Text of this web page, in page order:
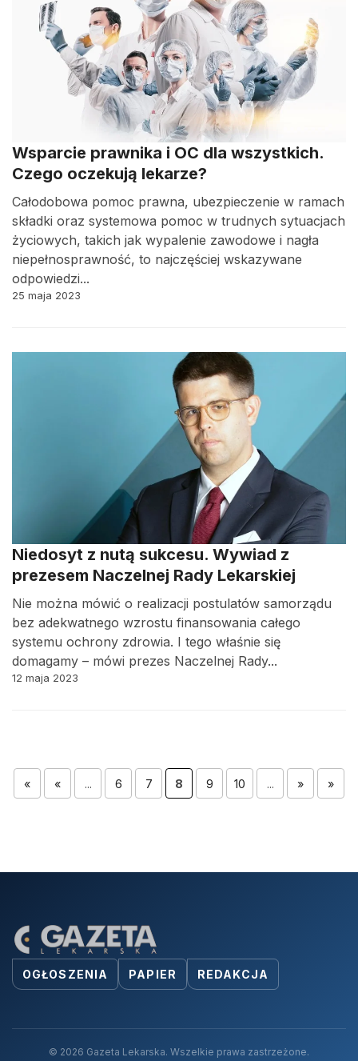
Wsparcie prawnika i OC dla wszystkich.
Czego oczekują lekarze?
Całodobowa pomoc prawna, ubezpieczenie w ramach
składki oraz systemowa pomoc w trudnych sytuacjach
życiowych, takich jak wypalenie zawodowe i nagła
niepełnosprawność, to najczęściej wskazywane
odpowiedzi...
25 maja 2023
Niedosyt z nutą sukcesu. Wywiad z
prezesem Naczelnej Rady Lekarskiej
Nie można mówić o realizacji postulatów samorządu
bez adekwatnego wzrostu finansowania całego
systemu ochrony zdrowia. I tego właśnie się
domagamy – mówi prezes Naczelnej Rady...
12 maja 2023
« « ... 6 7 8 9 10 ... » »
OGŁOSZENIA PAPIER REDAKCJA
© 2026 Gazeta Lekarska. Wszelkie prawa zastrzeżone.